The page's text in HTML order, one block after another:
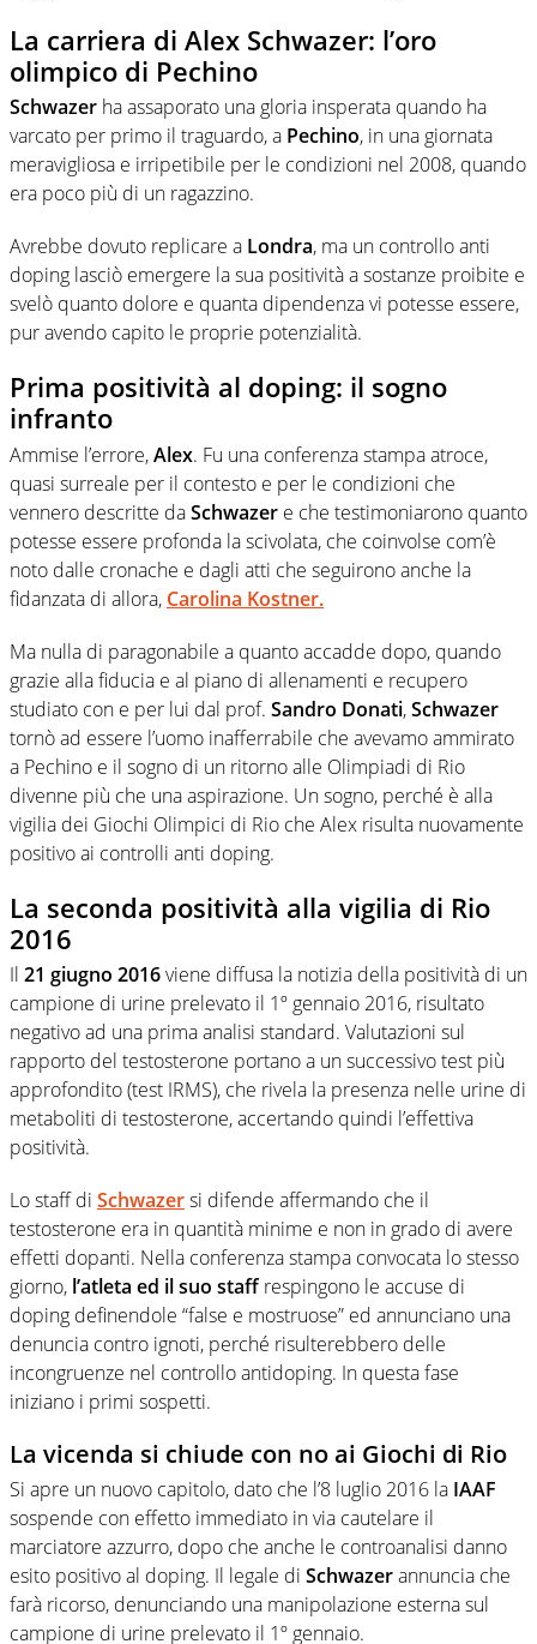
La carriera di Alex Schwazer: l’oro
olimpico di Pechino
Schwazer ha assaporato una gloria insperata quando ha
varcato per primo il traguardo, a Pechino, in una giornata
meravigliosa e irripetibile per le condizioni nel 2008, quando
era poco più di un ragazzino.
Avrebbe dovuto replicare a Londra, ma un controllo anti
doping lasciò emergere la sua positività a sostanze proibite e
svelò quanto dolore e quanta dipendenza vi potesse essere,
pur avendo capito le proprie potenzialità.
Prima positività al doping: il sogno
infranto
Ammise l’errore,Alex. Fu una conferenza stampa atroce,
quasi surreale per il contesto e per le condizioni che
vennero descritte daSchwazer e che testimoniarono quanto
potesse essere profonda la scivolata, che coinvolse com’è
noto dalle cronache e dagli atti che seguirono anche la
fidanzata di allora, Carolina Kostner.
Ma nulla di paragonabile a quanto accadde dopo, quando
grazie alla fiducia e al piano di allenamenti e recupero
studiato con e per lui dal prof. Sandro Donati,Schwazer
tornò ad essere l’uomo inafferrabile che avevamo ammirato
a Pechino e il sogno di un ritorno alle Olimpiadi di Rio
divenne più che una aspirazione. Un sogno, perché è alla
vigilia dei Giochi Olimpici di Rio che Alex risulta nuovamente
positivo ai controlli anti doping.
La seconda positività alla vigilia di Rio
2016
Il 21 giugno 2016viene diffusa la notizia della positività di un
campione di urine prelevato il 1º gennaio 2016, risultato
negativo ad una prima analisi standard. Valutazioni sul
rapporto del testosterone portano a un successivo test più
approfondito (test IRMS), che rivela la presenza nelle urine di
metaboliti di testosterone, accertando quindi l’effettiva
positività.
Lo staff di Schwazersi difende affermando che il
testosterone era in quantità minime e non in grado di avere
effetti dopanti. Nella conferenza stampa convocata lo stesso
giorno, l’atleta ed il suo staffrespingono le accuse di
doping definendole “false e mostruose” ed annunciano una
denuncia contro ignoti, perché risulterebbero delle
incongruenze nel controllo antidoping. In questa fase
iniziano i primi sospetti.
La vicenda si chiude con no ai Giochi di Rio
Si apre un nuovo capitolo, dato che l’8 luglio 2016 la IAAF
sospende con effetto immediato in via cautelare il
marciatore azzurro, dopo che anche le controanalisi danno
esito positivo al doping. Il legale di Schwazerannuncia che
farà ricorso, denunciando una manipolazione esterna sul
campione di urine prelevato il 1º gennaio.